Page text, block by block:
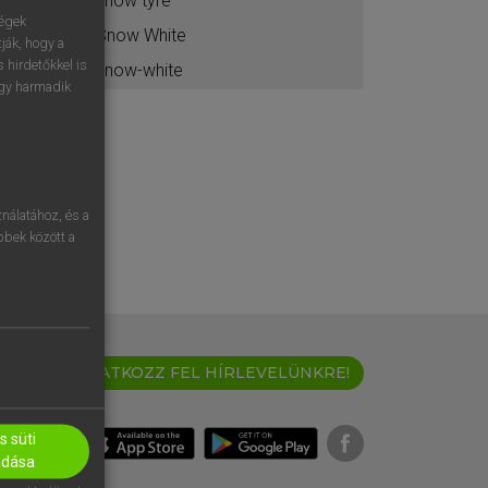
Snow White
snow-white
IRATKOZZ FEL HÍRLEVELÜNKRE!
hogy a
hirdetőkkel is
harmadik
és a
között a
süti